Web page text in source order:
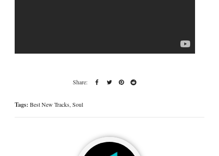
Tags: Best New Tracks,Soul